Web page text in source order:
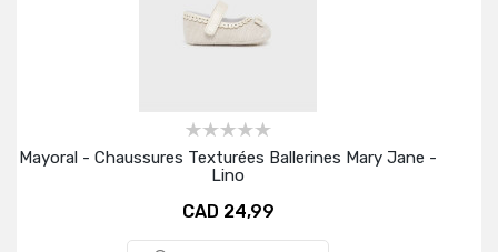
Mayoral - Chaussures Texturées Ballerines Mary Jane -
Lino
CAD 24,99